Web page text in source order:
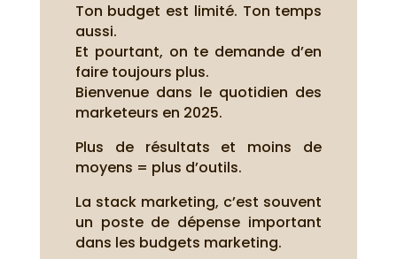
Ton budget est limité. Ton temps
aussi.
Et pourtant, on te demande d’en
faire toujours plus.
Bienvenue dans le quotidien des
marketeurs en 2025.
Plus de résultats et moins de
moyens = plus d’outils.
La stack marketing, c’est souvent
un poste de dépense important
dans les budgets marketing.